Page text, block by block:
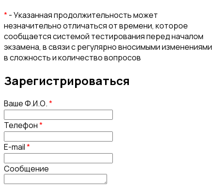
*- Указанная продолжительность может
незначительно отличаться от времени, которое
сообщается системой тестирования перед началом
экзамена, в связи с регулярно вносимыми изменениями
в сложность и количество вопросов
Зарегистрироваться
Ваше Ф.И.О.*
Телефон*
E-mail*
Сообщение